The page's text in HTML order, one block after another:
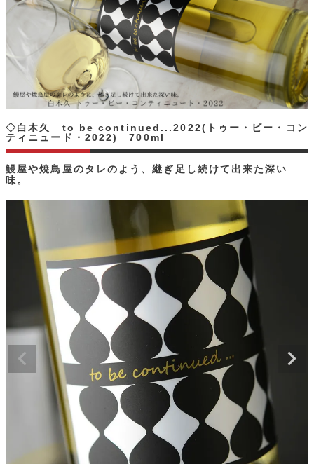
鰻屋や焼鳥屋のタレのよう、継ぎ足し続けて出来た深い
味。
◇白木久 to be continued...2022(トゥー・ビー・コン
ティニュード・2022) 700ml